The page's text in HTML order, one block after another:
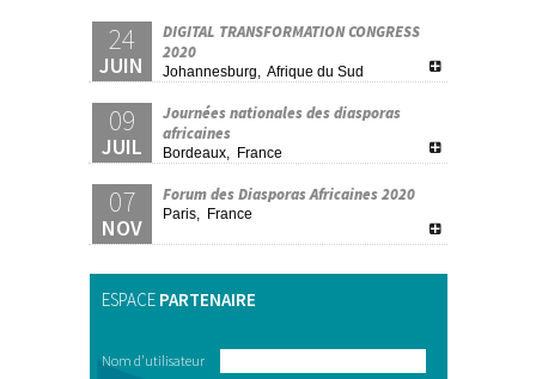
24
JUIN
DIGITAL TRANSFORMATION CONGRESS
2020
Johannesburg, Afrique du Sud
09
JUIL
Journées nationales des diasporas
africaines
Bordeaux, France
07
NOV
Forum des Diasporas Africaines 2020
Paris, France
ESPACE PARTENAIRE
Nom d'utilisateur